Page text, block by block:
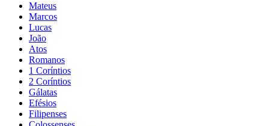
Mateus
Marcos
Lucas
João
Atos
Romanos
1 Coríntios
2 Coríntios
Gálatas
Efésios
Filipenses